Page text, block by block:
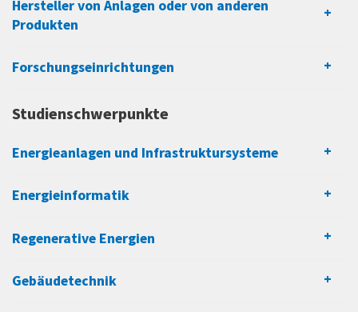
zur Kosteneinsparung energieintensiver
Entwicklung innovativer Produkte (z. B. zur
und vieles mehr
Wo arbeiten unsere Alumni heute?
Amprion
Accenture
Hersteller von Anlagen oder von anderen
Produkten
Forschungseinrichtungen
Studienschwerpunkte
Energieanlagen und Infrastruktursysteme
Energieinformatik
Regenerative Energien
Gebäudetechnik